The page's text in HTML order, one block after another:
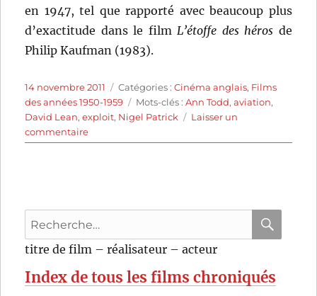
en 1947, tel que rapporté avec beaucoup plus
d’exactitude dans le filmL’étoffe des héros de
Philip Kaufman (1983).
Publié
le
14 novembre 2011 Catégories
Catégories :Cinéma anglais, Films
des années 1950-1959
Étiquettes
Mots-clés :Ann Todd,aviation,
David Lean,exploit, Nigel Patrick
Laisser un
commentairesur
Le
de
Lean
Recherche
pour
titre de film – réalisateur – acteur
Index de tous les films chroniqués